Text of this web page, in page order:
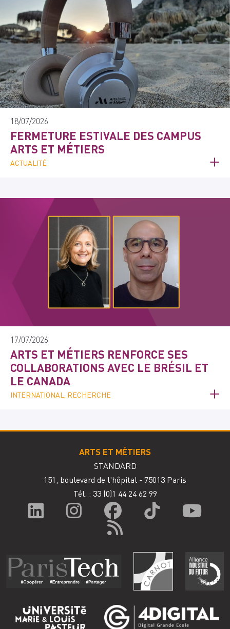
18/07/2026
FERMETURE ESTIVALE DES CAMPUS
ARTS ET MÉTIERS
ACTUALITÉ
17/07/2026
ARTS ET MÉTIERS RENFORCE SES
COLLABORATIONS AVEC LE BRÉSIL ET
LE CANADA
INTERNATIONAL, RECHERCHE
ARTS ET MÉTIERS
STANDARD
151, boulevard de l'hôpital - 75013 Paris
Tél. : 33 (0)1 44 24 62 99